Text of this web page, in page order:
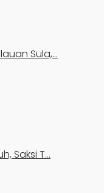
Sula,…
Saksi T…